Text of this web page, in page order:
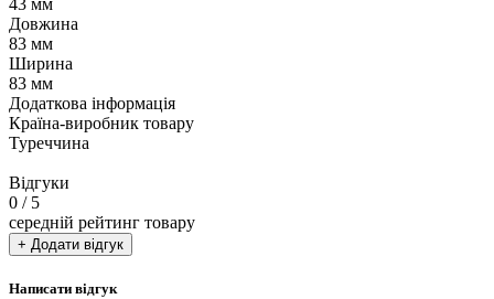
43 мм
Довжина
83 мм
Ширина
83 мм
Додаткова інформація
Країна-виробник товару
Туреччина
Відгуки
0 / 5
середній рейтинг товару
+ Додати відгук
Написати відгук